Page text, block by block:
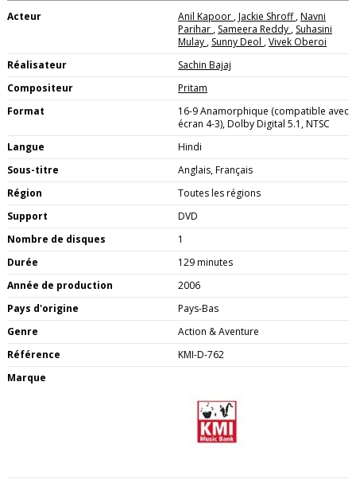
Acteur Anil Kapoor ,Jackie Shroff,Navni
Parihar , Sameera Reddy , Suhasini
Mulay , Sunny Deol ,Vivek Oberoi
Réalisateur
Sachin Bajaj
Compositeur
Pritam
Format
16-9 Anamorphique (compatible avec
écran 4-3), Dolby Digital 5.1, NTSC
Langue
Hindi
Sous-titre
Anglais, Français
Région
Toutes les régions
Support
DVD
Nombre de disques
1
Durée
129 minutes
Année de production
2006
Pays d'origine
Pays-Bas
Genre
Action & Aventure
Référence
KMI-D-762
Marque